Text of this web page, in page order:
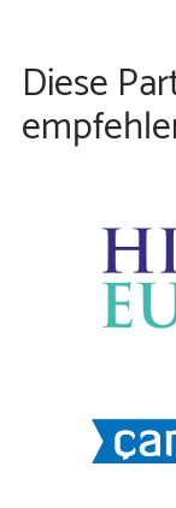
Diese